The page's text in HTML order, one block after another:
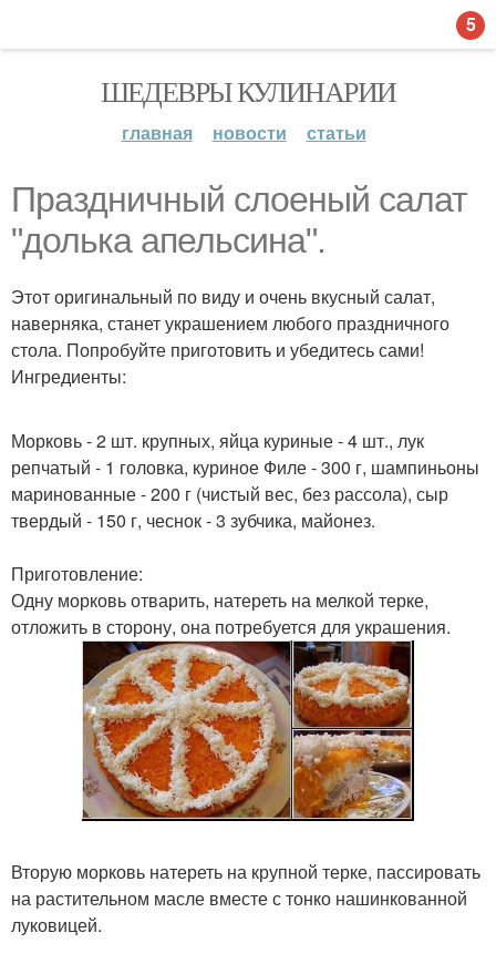
ШЕДЕВРЫ КУЛИНАРИИ
главная новости статьи
Праздничный слоеный салат
"долька апельсина".
Этот оригинальный по виду и очень вкусный салат,
наверняка, станет украшением любого праздничного
стола. Попробуйте приготовить и убедитесь сами!
Ингредиенты:
Морковь - 2 шт. крупных, яйца куриные - 4 шт., лук
репчатый - 1 головка, куриное Филе - 300 г, шампиньоны
маринованные - 200 г (чистый вес, без рассола), сыр
твердый - 150 г, чеснок - 3 зубчика, майонез.
Приготовление:
Одну морковь отварить, натереть на мелкой терке,
отложить в сторону, она потребуется для украшения.
Вторую морковь натереть на крупной терке, пассировать
на растительном масле вместе с тонко нашинкованной
луковицей.
5